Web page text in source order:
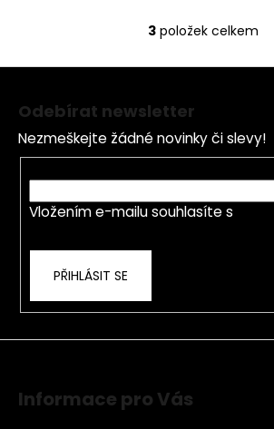
O
v
a
c
í
p
r
ý
p
3 položek celkem
Odebírat newsletter
Nezmeškejte žádné novinky či slevy!
Vložením e-mailu souhlasíte s
PŘIHLÁSIT SE
Informace pro Vás